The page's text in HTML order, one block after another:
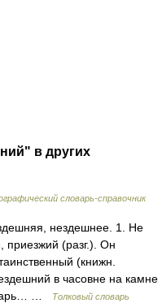
в других
словарь-справочник
нездешнее. 1. Не
(разг.). Он
(книжн.
в часовне на камне
…
Толковый словарь